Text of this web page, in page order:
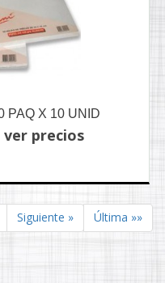
PAQ X 10 UNID
precios
Siguiente » Última »»